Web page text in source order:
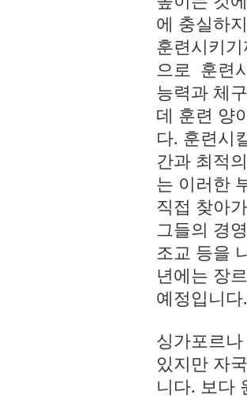
에 충실하
훈련시키
으로 훈련
능력과 체
데 훈련 양
다. 훈련시
간과 최적
는 이러한
직접 찾아
그들의 경
조교 등을
년에는 장
예정입니다.
싱가포르
있지만 자
니다. 보다